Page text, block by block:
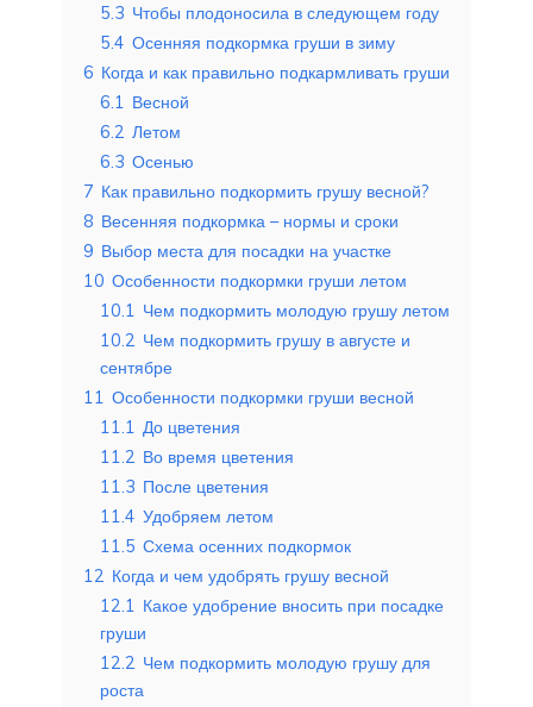
5.3 Чтобы плодоносила в следующем году
5.4 Осенняя подкормка груши в зиму
6 Когда и как правильно подкармливать груши
6.1 Весной
6.2 Летом
6.3 Осенью
7 Как правильно подкормить грушу весной?
8 Весенняя подкормка – нормы и сроки
9 Выбор места для посадки на участке
10 Особенности подкормки груши летом
10.1 Чем подкормить молодую грушу летом
10.2 Чем подкормить грушу в августе и
сентябре
11 Особенности подкормки груши весной
11.1 До цветения
11.2 Во время цветения
11.3 После цветения
11.4 Удобряем летом
11.5 Схема осенних подкормок
12 Когда и чем удобрять грушу весной
12.1 Какое удобрение вносить при посадке
груши
12.2 Чем подкормить молодую грушу для
роста